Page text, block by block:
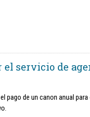
servicio de
pago de un canon anual para